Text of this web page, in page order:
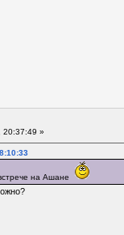
20:37:49 »
на Ашане